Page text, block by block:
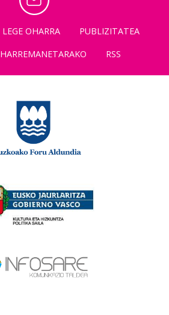
LEGE OHARRA
PUBLIZITATEA
HARREMANETARAKO RSS